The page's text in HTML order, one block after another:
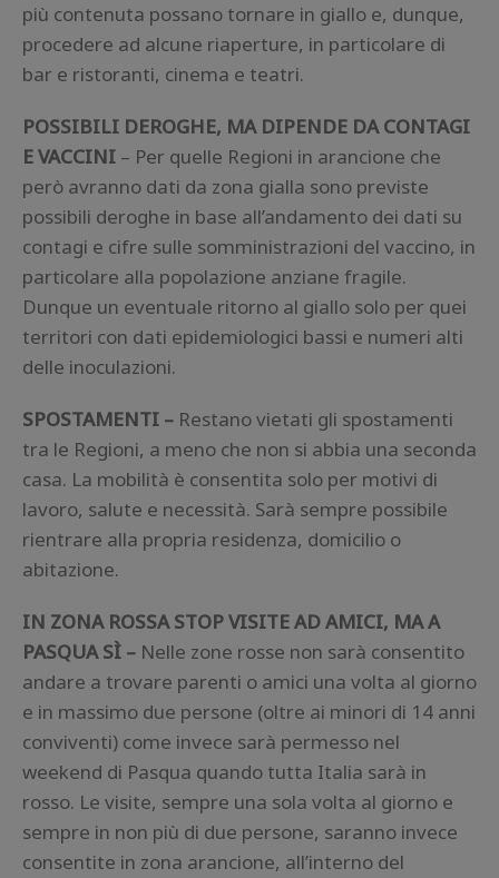
più contenuta possano tornare in giallo e, dunque,
procedere ad alcune riaperture, in particolare di
bar e ristoranti, cinema e teatri.
POSSIBILI DEROGHE, MA DIPENDE DA CONTAGI
E VACCINI – Per quelle Regioni in arancione che
però avranno dati da zona gialla sono previste
possibili deroghe in base all’andamento dei dati su
contagi e cifre sulle somministrazioni del vaccino, in
particolare alla popolazione anziane fragile.
Dunque un eventuale ritorno al giallo solo per quei
territori con dati epidemiologici bassi e numeri alti
delle inoculazioni.
SPOSTAMENTI – Restano vietati gli spostamenti
tra le Regioni, a meno che non si abbia una seconda
casa. La mobilità è consentita solo per motivi di
lavoro, salute e necessità. Sarà sempre possibile
rientrare alla propria residenza, domicilio o
abitazione.
IN ZONA ROSSA STOP VISITE AD AMICI, MA A
PASQUA SÌ – Nelle zone rosse non sarà consentito
andare a trovare parenti o amici una volta al giorno
e in massimo due persone (oltre ai minori di 14 anni
conviventi) come invece sarà permesso nel
weekend di Pasqua quando tutta Italia sarà in
rosso. Le visite, sempre una sola volta al giorno e
sempre in non più di due persone, saranno invece
consentite in zona arancione, all’interno del